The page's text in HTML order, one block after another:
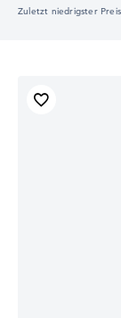
Zuletzt niedrigster